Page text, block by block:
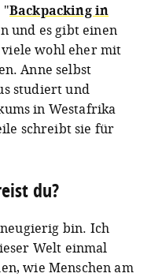
"Backpacking in
und es gibt einen
wohl eher mit
Anne selbst
studiert und
in Westafrika
schreibt sie für
du?
bin. Ich
Welt einmal
wie Menschen am